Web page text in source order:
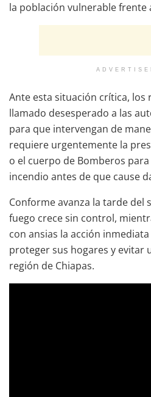
la población vulnerable frente
Ante esta situación crítica, los
llamado desesperado a las
para que intervengan de
requiere urgentemente la
o el cuerpo de Bomberos
incendio antes de que cause
Conforme avanza la tarde del
fuego crece sin control,
con ansias la acción
proteger sus hogares y evitar
región de Chiapas.